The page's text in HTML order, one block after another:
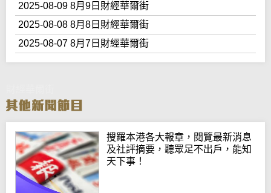
2025-08-09 8月9日財經華爾街
2025-08-08 8月8日財經華爾街
2025-08-07 8月7日財經華爾街
搜羅本港各大報章，閱覽最新消息
及社評摘要，聽眾足不出戶，能知
天下事！